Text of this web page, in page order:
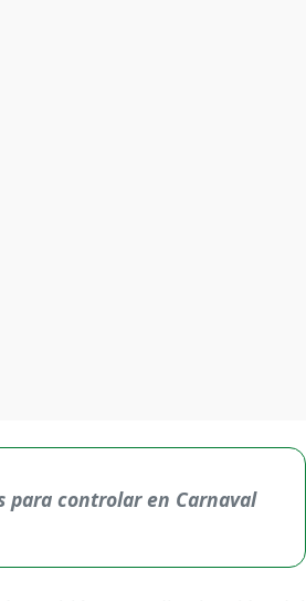
para controlar en Carnaval